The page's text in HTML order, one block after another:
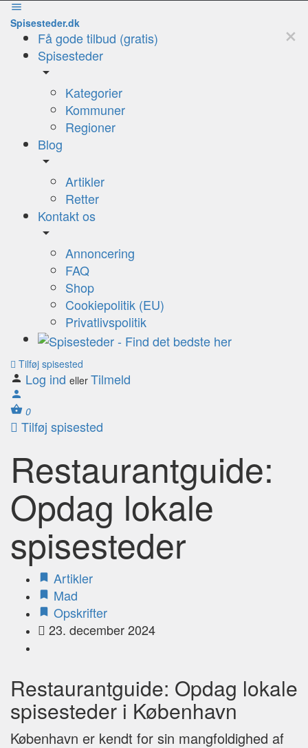
Spisesteder.dk
Få gode tilbud (gratis)
Spisesteder
Kategorier
Kommuner
Regioner
Blog
Artikler
Retter
Kontakt os
Annoncering
FAQ
Shop
Cookiepolitik (EU)
Privatlivspolitik
Tilføj spisested
Log ind eller Tilmeld
0
Tilføj spisested
Restaurantguide:
Opdag lokale
spisesteder
Artikler
Mad
Opskrifter
23. december 2024
Restaurantguide: Opdag lokale
spisesteder i København
København er kendt for sin mangfoldighed af